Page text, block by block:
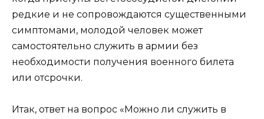
редкие и не сопровождаются существенными
симптомами, молодой человек может
самостоятельно служить в армии без
необходимости получения военного билета
или отсрочки.
Итак, ответ на вопрос «Можно ли служить в